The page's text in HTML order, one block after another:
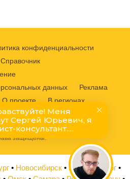
конфиденциальности
Справочник
данных
Реклама
О проекте В регионах
прав потребителей, возврат,
и жалоб в Роспотребнадзор.
защищены.
• Новосибирск • Екатеринбург •